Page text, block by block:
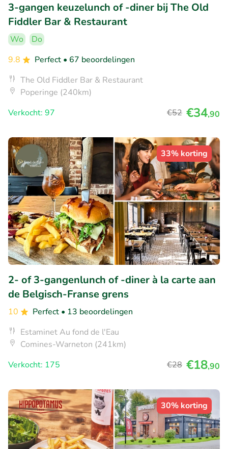
3-gangen keuzelunch of -diner bij The Old
Fiddler Bar & Restaurant
Wo
Do
9.8
Perfect • 67 beoordelingen
The Old Fiddler Bar & Restaurant
Poperinge (240km)
Verkocht: 97
€52 €34,90
33% korting
2- of 3-gangenlunch of -diner à la carte aan
de Belgisch-Franse grens
10 Perfect • 13 beoordelingen
Estaminet Au fond de l'Eau
Comines-Warneton (241km)
Verkocht: 175
€28 €18,90
30% korting